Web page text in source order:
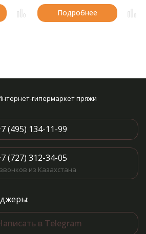
Подробнее
гипермаркет пряжи
(495) 134-11-99
(727) 312-34-05
из Казахстана
в Telegram